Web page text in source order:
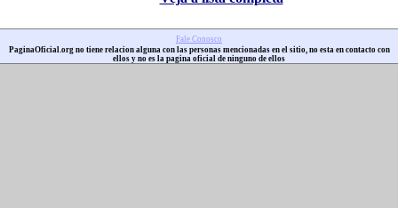
Fale Conosco
PaginaOficial.org no tiene relacion alguna con las personas mencionadas en el sitio, no esta en contacto con
ellos y no es la pagina oficial de ninguno de ellos